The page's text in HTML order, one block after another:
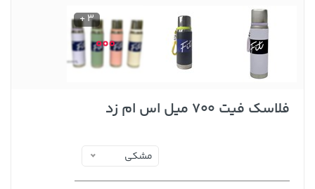
3 +
فلاسک فیت ۷۰۰ میل اس ام زد
مشکی